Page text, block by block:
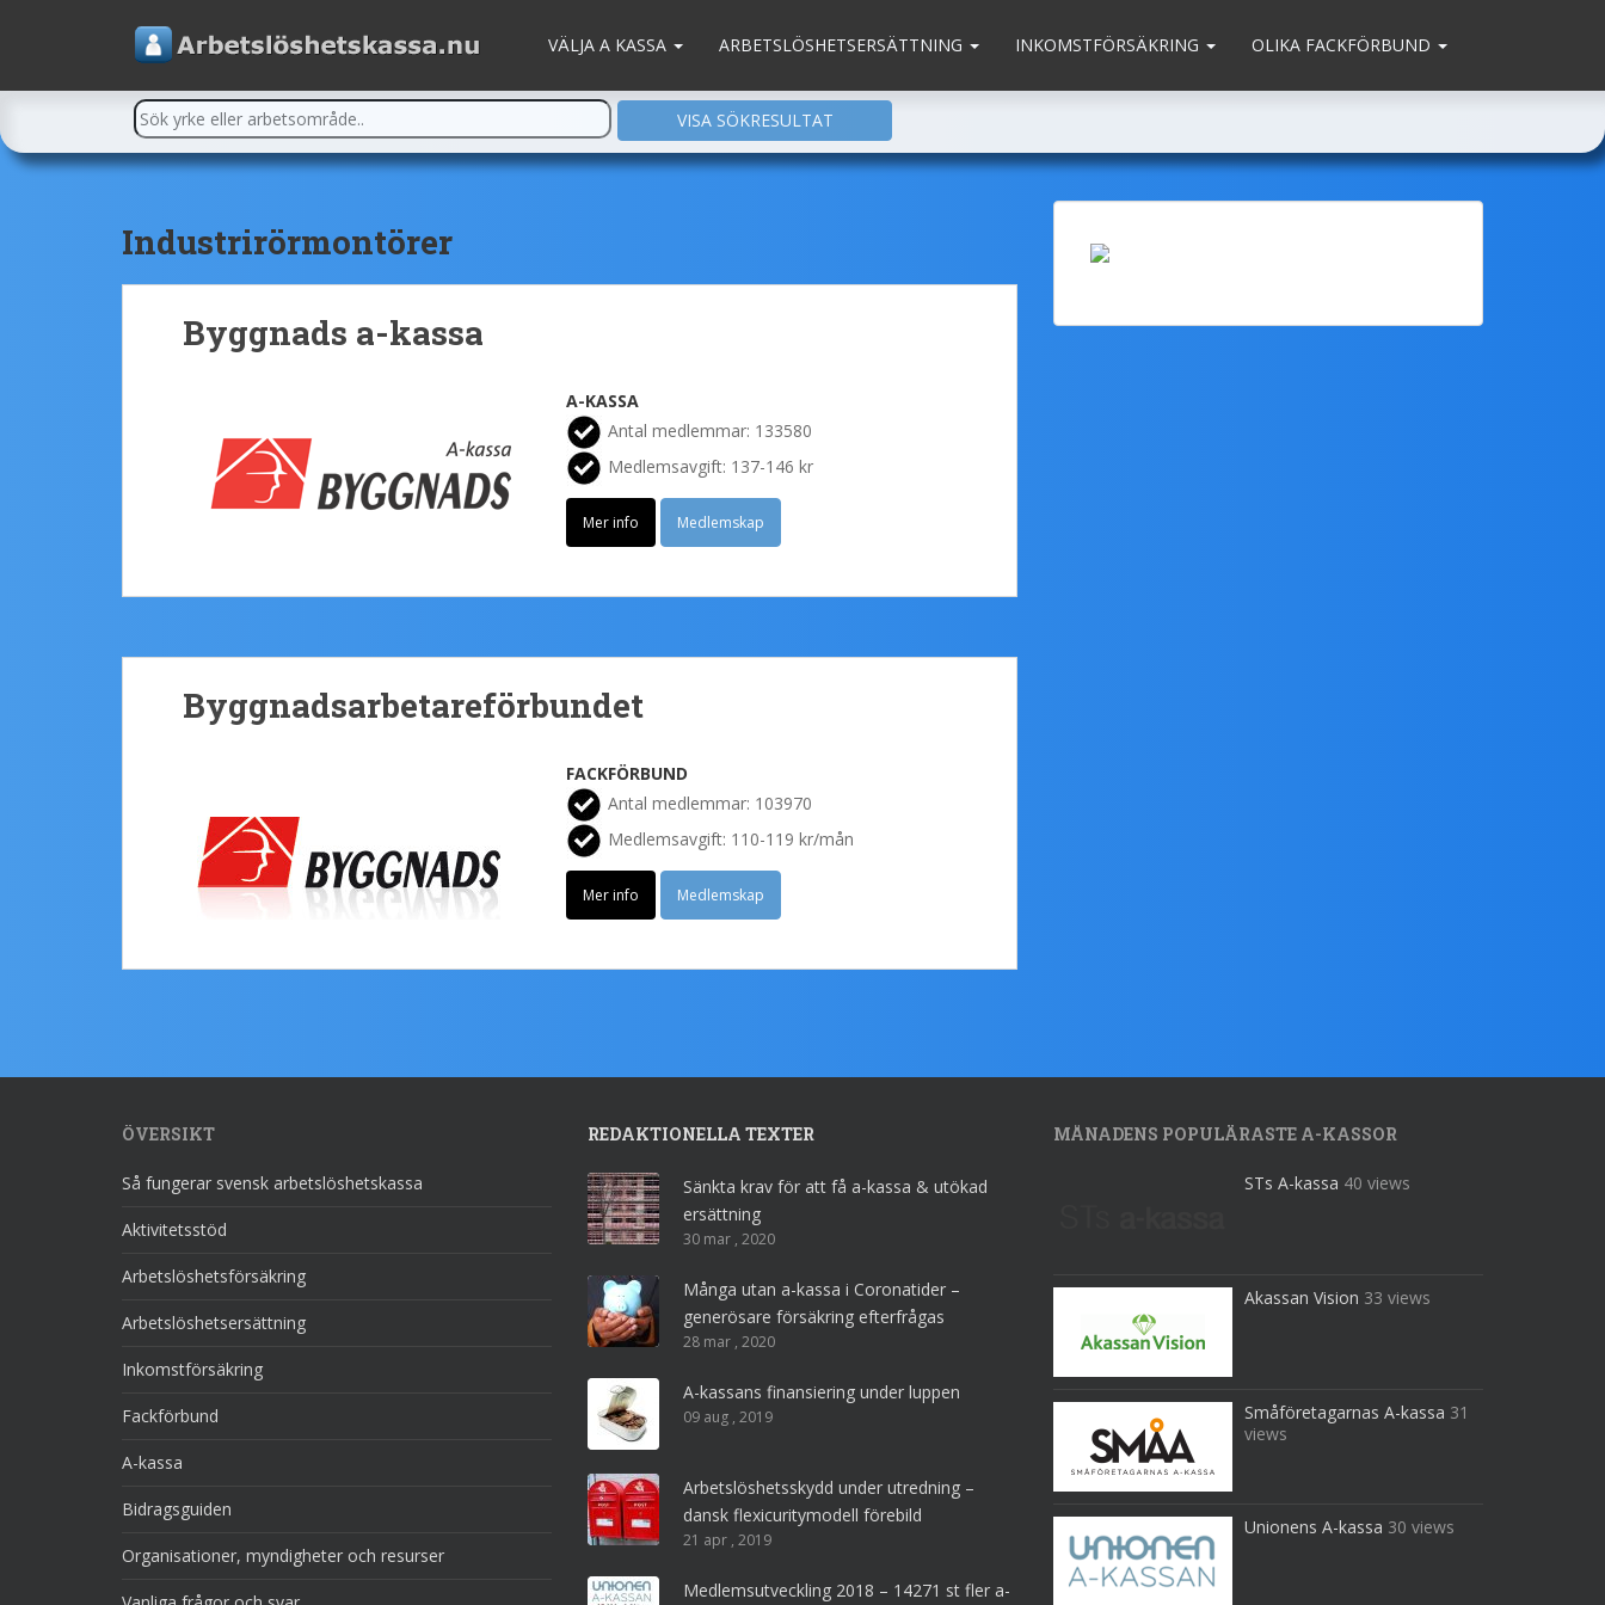
VÄLJA A KASSA ARBETSLÖSHETSERSÄTTNING INKOMSTFÖRSÄKRING OLIKA FACKFÖRBUND
Industrirörmontörer
Byggnads a-kassa
A-KASSA
Antal medlemmar: 133580
Medlemsavgift: 137-146 kr
Mer info Medlemskap
Byggnadsarbetareförbundet
FACKFÖRBUND
Antal medlemmar: 103970
Medlemsavgift: 110-119 kr/mån
Mer info Medlemskap
ÖVERSIKT
Så fungerar svensk arbetslöshetskassa
Aktivitetsstöd
Arbetslöshetsförsäkring
Arbetslöshetsersättning
Inkomstförsäkring
Fackförbund
A-kassa
Bidragsguiden
Organisationer, myndigheter och resurser
REDAKTIONELLA TEXTER
Sänkta krav för att få a-kassa & utökad
ersättning
30 mar , 2020
Många utan a-kassa i Coronatider –
generösare försäkring efterfrågas
28 mar , 2020
A-kassans finansiering under luppen
09 aug , 2019
Arbetslöshetsskydd under utredning –
dansk flexicuritymodell förebild
21 apr , 2019
Medlemsutveckling 2018 – 14271 st fler a-
MÅNADENS POPULÄRASTE A-KASSOR
STs A-kassa 40 views
Akassan Vision 33 views
Småföretagarnas A-kassa 31
views
Unionens A-kassa 30 views